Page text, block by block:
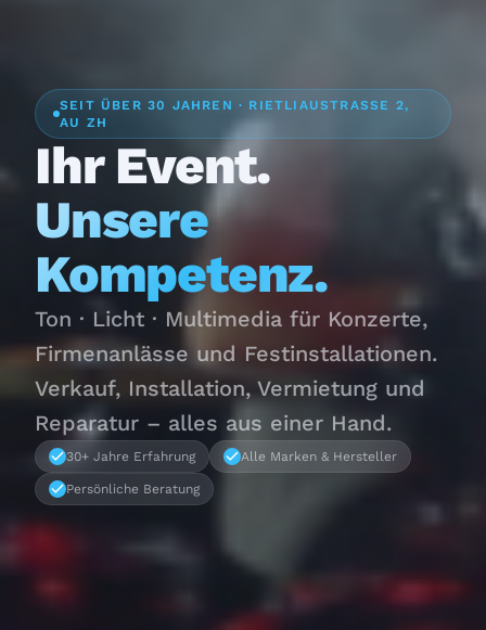
SEIT ÜBER 30 JAHREN · RIETLIAUSTRASSE 2,
AU ZH
Ihr Event.
Unsere
Kompetenz.
Ton · Licht · Multimedia für Konzerte,
Firmenanlässe und Festinstallationen.
Verkauf, Installation, Vermietung und
Reparatur – alles aus einer Hand.
30+ Jahre Erfahrung Alle Marken & Hersteller
Persönliche Beratung